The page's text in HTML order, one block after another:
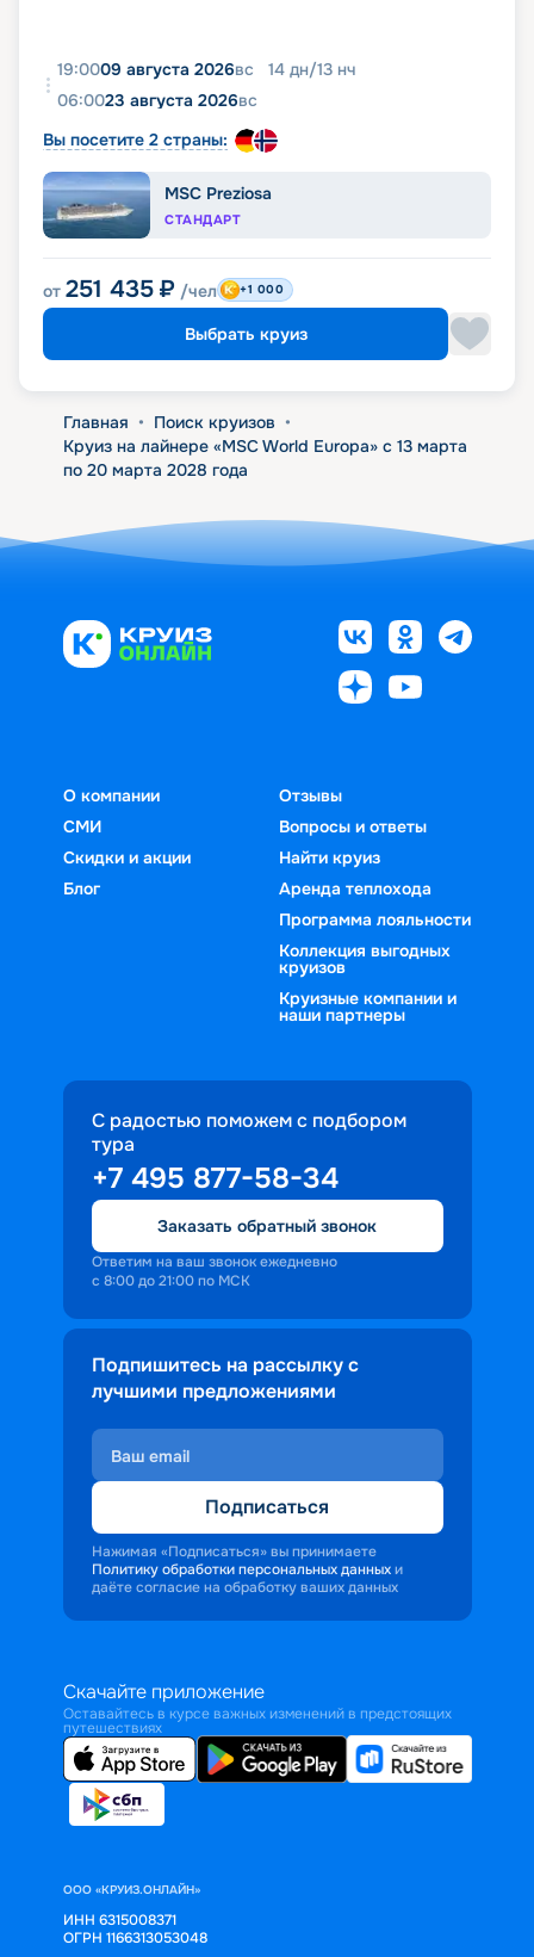
19:0009 августа 2026вс 14 дн/13 нч
06:0023 августа 2026вс
Вы посетите 2 страны:
MSC Preziosa
СТАНДАРТ
от 251 435 ₽ /чел +1 000
Выбрать круиз
Главная • Поиск круизов •
Круиз на лайнере «MSC World Europa» с 13 марта
по 20 марта 2028 года
О компании
СМИ
Скидки и акции
Блог
Отзывы
Вопросы и ответы
Найти круиз
Аренда теплохода
Программа лояльности
Коллекция выгодных
круизов
Круизные компании и
наши партнеры
С радостью поможем с подбором
тура
+7 495 877-58-34
Заказать обратный звонок
Ответим на ваш звонок ежедневно
с 8:00 до 21:00 по МСК
Подпишитесь на рассылку с
лучшими предложениями
Подписаться
Нажимая «Подписаться» вы принимаете
Политику обработки персональных данных и
даёте согласие на обработку ваших данных
Скачайте приложение
Оставайтесь в курсе важных изменений в предстоящих
путешествиях
ООО «КРУИЗ.ОНЛАЙН»
ИНН 6315008371
ОГРН 1166313053048